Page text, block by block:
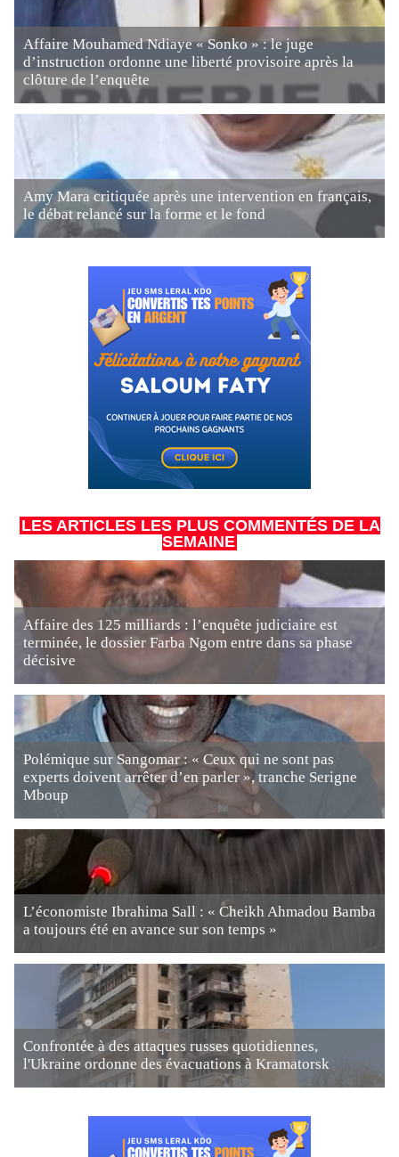
Affaire Mouhamed Ndiaye « Sonko » : le juge
d’instruction ordonne une liberté provisoire après la
clôture de l’enquête
Amy Mara critiquée après une intervention en français,
le débat relancé sur la forme et le fond
LES ARTICLES LES PLUS COMMENTÉS DE LA
SEMAINE
Affaire des 125 milliards : l’enquête judiciaire est
terminée, le dossier Farba Ngom entre dans sa phase
décisive
Polémique sur Sangomar : « Ceux qui ne sont pas
experts doivent arrêter d’en parler », tranche Serigne
Mboup
L’économiste Ibrahima Sall : « Cheikh Ahmadou Bamba
a toujours été en avance sur son temps »
Confrontée à des attaques russes quotidiennes,
l'Ukraine ordonne des évacuations à Kramatorsk